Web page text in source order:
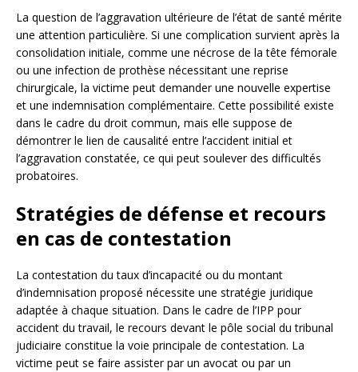
La question de l’aggravation ultérieure de l’état de santé mérite
une attention particulière. Si une complication survient après la
consolidation initiale, comme une nécrose de la tête fémorale
ou une infection de prothèse nécessitant une reprise
chirurgicale, la victime peut demander une nouvelle expertise
et une indemnisation complémentaire. Cette possibilité existe
dans le cadre du droit commun, mais elle suppose de
démontrer le lien de causalité entre l’accident initial et
l’aggravation constatée, ce qui peut soulever des difficultés
probatoires.
Stratégies de défense et recours
en cas de contestation
La contestation du taux d’incapacité ou du montant
d’indemnisation proposé nécessite une stratégie juridique
adaptée à chaque situation. Dans le cadre de l’IPP pour
accident du travail, le recours devant le pôle social du tribunal
judiciaire constitue la voie principale de contestation. La
victime peut se faire assister par un avocat ou par un